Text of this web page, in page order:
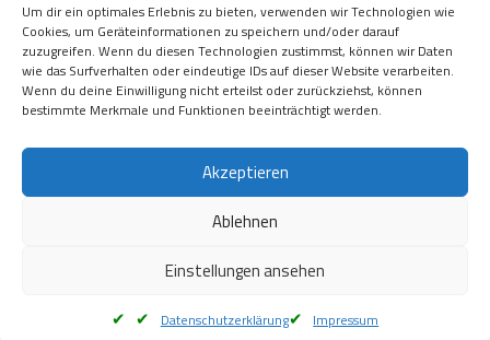
Um dir ein optimales Erlebnis zu bieten, verwenden wir Technologien wie
Cookies, um Geräteinformationen zu speichern und/oder darauf
zuzugreifen. Wenn du diesen Technologien zustimmst, können wir Daten
wie das Surfverhalten oder eindeutige IDs auf dieser Website verarbeiten.
Wenn du deine Einwilligung nicht erteilst oder zurückziehst, können
bestimmte Merkmale und Funktionen beeinträchtigt werden.
Akzeptieren
Ablehnen
Einstellungen ansehen
Datenschutzerklärung Impressum
Kauf auf Rechung
Klarna
American Express